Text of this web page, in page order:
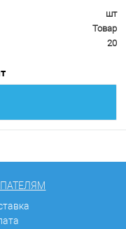
шт
Товар
20